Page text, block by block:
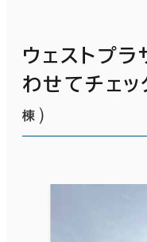
ウェストプ
わせてチェ
棟 ）